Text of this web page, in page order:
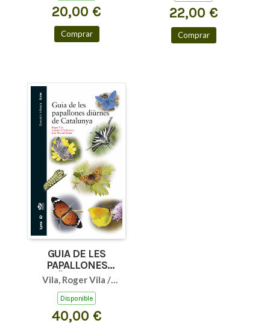
20,00 €
Comprar
22,00 €
Comprar
GUIA DE LES
PAPALLONES
DIÜRNES DE
CATALUNYA
Vila, Roger Vila /
Stefanescu,
Constantí / Sesma,
José Manuel
Disponible
40,00 €